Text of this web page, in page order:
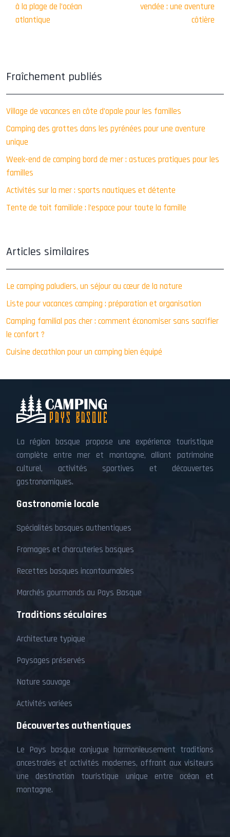
à la plage de l’océan
atlantique
vendée : une aventure
côtière
Fraîchement publiés
Village de vacances en côte d’opale pour les familles
Camping des grottes dans les pyrénées pour une aventure
unique
Week-end de camping bord de mer : astuces pratiques pour les
familles
Activités sur la mer : sports nautiques et détente
Tente de toit familiale : l’espace pour toute la famille
Articles similaires
Le camping paludiers, un séjour au cœur de la nature
Liste pour vacances camping : préparation et organisation
Camping familial pas cher : comment économiser sans sacrifier
le confort ?
Cuisine decathlon pour un camping bien équipé
La région basque propose une expérience touristique
complète entre mer et montagne, alliant patrimoine
culturel, activités sportives et découvertes
gastronomiques.
Gastronomie locale
Spécialités basques authentiques
Fromages et charcuteries basques
Recettes basques incontournables
Marchés gourmands au Pays Basque
Traditions séculaires
Architecture typique
Paysages préservés
Nature sauvage
Activités variées
Découvertes authentiques
Le Pays basque conjugue harmonieusement traditions
ancestrales et activités modernes, offrant aux visiteurs
une destination touristique unique entre océan et
montagne.